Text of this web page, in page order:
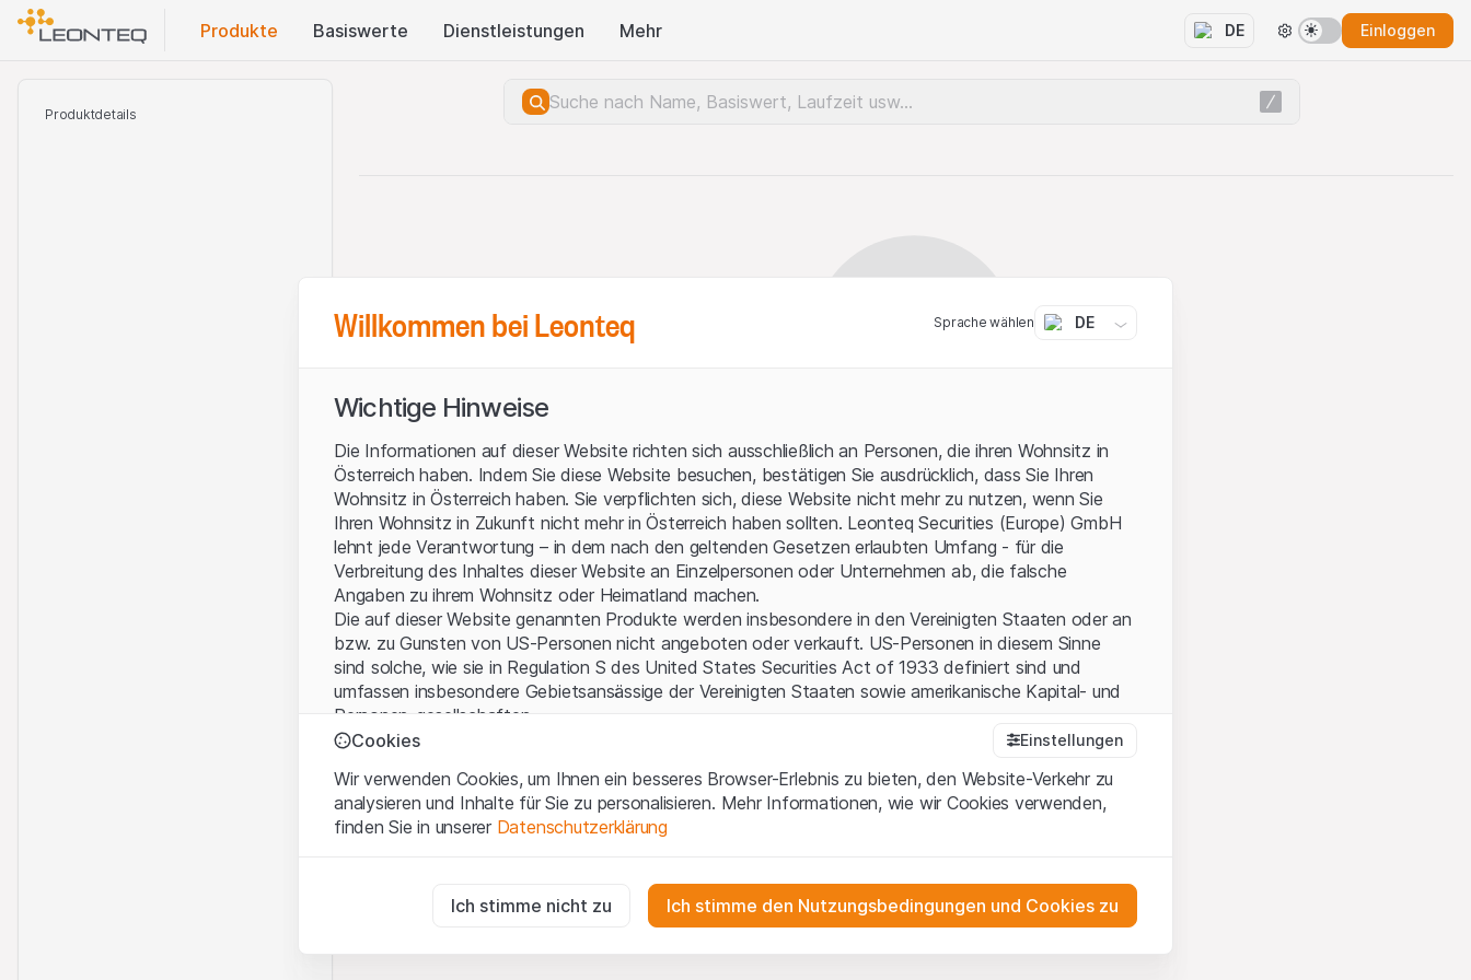
Produkte Basis​werte Dienstleistungen Mehr DE Einloggen
Produktdetails
Serverfehler.
Willkommen bei Leonteq Sprache wählen DE
Wichtige Hinweise
Die Informationen auf dieser Website richten sich ausschließlich an Personen, die ihren Wohnsitz in
Österreich haben. Indem Sie diese Website besuchen, bestätigen Sie ausdrücklich, dass Sie Ihren
Wohnsitz in Österreich haben. Sie verpflichten sich, diese Website nicht mehr zu nutzen, wenn Sie
Ihren Wohnsitz in Zukunft nicht mehr in Österreich haben sollten. Leonteq Securities (Europe) GmbH
lehnt jede Verantwortung – in dem nach den geltenden Gesetzen erlaubten Umfang - für die
Verbreitung des Inhaltes dieser Website an Einzelpersonen oder Unternehmen ab, die falsche
Angaben zu ihrem Wohnsitz oder Heimatland machen.
Die auf dieser Website genannten Produkte werden insbesondere in den Vereinigten Staaten oder an
bzw. zu Gunsten von US-Personen nicht angeboten oder verkauft. US-Personen in diesem Sinne
sind solche, wie sie in Regulation S des United States Securities Act of 1933 definiert sind und
umfassen insbesondere Gebietsansässige der Vereinigten Staaten sowie amerikanische Kapital- und
Personen-gesellschaften.
Mit dem Zugriff auf diese Website erklären Sie, dass Sie die rechtlichen Informationen und die
wichtigen Hinweise und Nutzungsbedingungen verstanden haben und akzeptieren. Wenn Sie mit den
Nutzungsbedingungennicht einverstanden sind, unterlassen Sie bitte den Zugriff auf diese Website.
Kein Angebot, keine Aufforderung zum Kauf
Die auf der Website enthaltenen oder beschriebenen Informationen, Produkte, Daten,
Dienstleistungen, Tools und Unterlagen („Inhalte der Website“) dienen ausschließlich
Informationszwecken und stellen weder ein Angebot noch eine Aufforderung zum Erwerb oder zum
Cookies Einstellungen
Wir verwenden Cookies, um Ihnen ein besseres Browser-Erlebnis zu bieten, den Website-Verkehr zu
analysieren und Inhalte für Sie zu personalisieren. Mehr Informationen, wie wir Cookies verwenden,
finden Sie in unserer Datenschutzerklärung
Diese Cookies sind für die Website erforderlich und können nicht deaktiviert werden.
Ich stimme nicht zu Ich stimme den Nutzungsbedingungen und Cookies zu